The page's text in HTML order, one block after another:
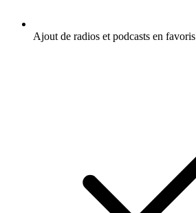
Ajout de radios et podcasts en favoris